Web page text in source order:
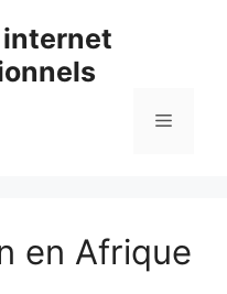
Menu
en Afrique